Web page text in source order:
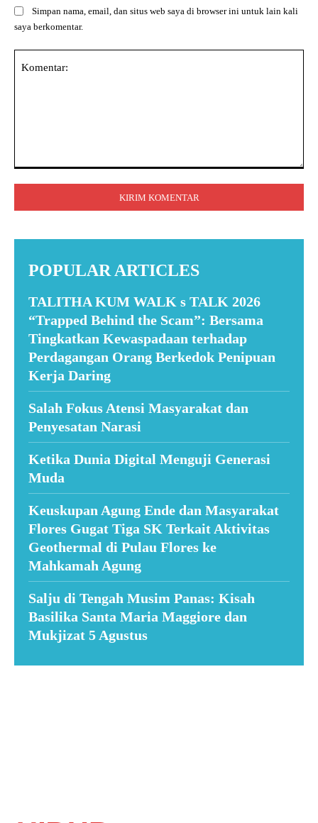
Simpan nama, email, dan situs web saya di browser ini untuk lain kali
saya berkomentar.
POPULAR ARTICLES
TALITHA KUM WALK s TALK 2026
“Trapped Behind the Scam”: Bersama
Tingkatkan Kewaspadaan terhadap
Perdagangan Orang Berkedok Penipuan
Kerja Daring
Salah Fokus Atensi Masyarakat dan
Penyesatan Narasi
Ketika Dunia Digital Menguji Generasi
Muda
Keuskupan Agung Ende dan Masyarakat
Flores Gugat Tiga SK Terkait Aktivitas
Geothermal di Pulau Flores ke
Mahkamah Agung
Salju di Tengah Musim Panas: Kisah
Basilika Santa Maria Maggiore dan
Mukjizat 5 Agustus